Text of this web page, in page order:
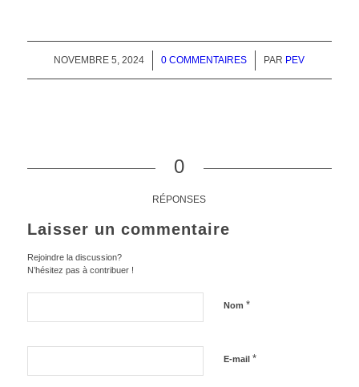
NOVEMBRE 5, 2024
/ 0 COMMENTAIRES
/ PAR PEV
0
RÉPONSES
Laisser un commentaire
Rejoindre la discussion?
N’hésitez pas à contribuer !
Nom *
E-mail *